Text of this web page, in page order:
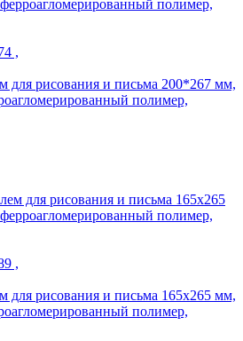
,
для рисования и письма 200*267 мм,
полимер,
,
для рисования и письма 165х265 мм,
полимер,